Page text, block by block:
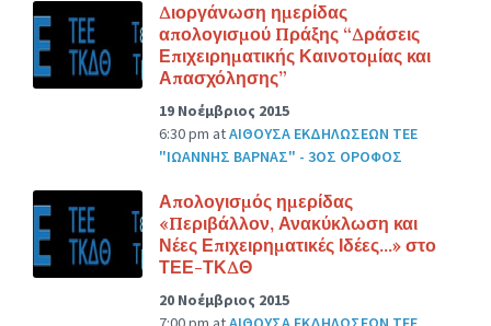
Διοργάνωση ημερίδας
απολογισμού Πράξης “Δράσεις
Επιχειρηματικής Καινοτομίας και
Απασχόλησης”
19 Νοέμβριος 2015
6:30 pm atΑΙΘΟΥΣΑ ΕΚΔΗΛΩΣΕΩΝ ΤΕΕ
"ΙΩΑΝΝΗΣ ΒΑΡΝΑΣ" - 3ΟΣ ΟΡΟΦΟΣ
Απολογισμός ημερίδας
«Περιβάλλον, Ανακύκλωση και
Νέες Επιχειρηματικές Ιδέες…» στο
ΤΕΕ-ΤΚΔΘ
20 Νοέμβριος 2015